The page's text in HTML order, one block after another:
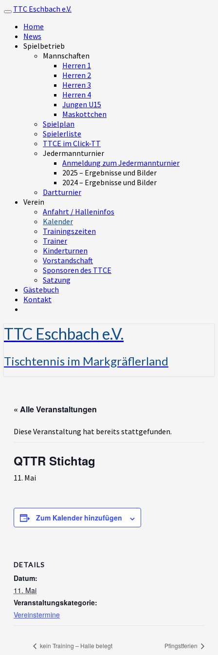
Toggle navigation
TTC Eschbach e.V.
Home
News
Spielbetrieb
Mannschaften
Herren 1
Herren 2
Herren 3
Herren 4
Jungen U15
Maskottchen
Spielplan
Spielerliste
TTCE im Click-TT
Jedermannturnier
Anmeldung zum Jedermannturnier
2025 – Ergebnisse und Bilder
2024 – Ergebnisse und Bilder
Dartturnier
Verein
Anfahrt / Halleninfos
Kalender
Trainingszeiten
Trainer
Kinderturnen
Vorstandschaft
Sponsoren des TTCE
Satzung
Gästebuch
Kontakt
TTC Eschbach e.V.
Tischtennis im Markgräflerland
« Alle Veranstaltungen
Diese Veranstaltung hat bereits stattgefunden.
QTTR Stichtag
11. Mai
Zum Kalender hinzufügen
DETAILS
Datum:
11. Mai
Veranstaltungskategorie:
Vereinstermine
kein Training – Halle belegt Pfingstferien